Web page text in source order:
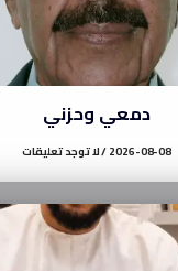
دمعي وحزني
2026-08-08 لا توجد تعليقات